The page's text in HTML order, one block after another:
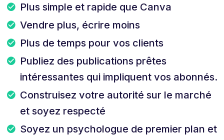
Plus simple et rapide que Canva
Vendre plus, écrire moins
Plus de temps pour vos clients
Publiez des publications prêtes
intéressantes qui impliquent vos abonnés.
Construisez votre autorité sur le marché
et soyez respecté
Soyez un psychologue de premier plan et